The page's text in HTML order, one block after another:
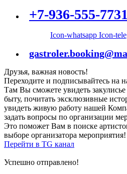
+7-936-555-7731
Icon-whatsapp Icon-
Друзья, важная новость!
Переходите и подписывайтесь на
Там Вы сможете увидеть закулисье
быту, почитать эксклюзивные
увидеть живую работу нашей
задать вопросы по организации
Это поможет Вам в поиске
выборе организатора мероприятия!
Перейти в TG канал
Успешно отправлено!